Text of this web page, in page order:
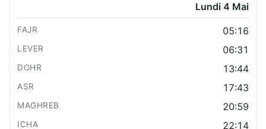
Lundi 4 Mai
05:16
06:31
13:44
17:43
20:59
22:14